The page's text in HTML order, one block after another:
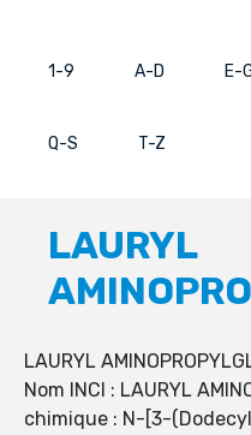
1-9 A-D E-
Q-S T-Z
LAURYL
LAURYL
Nom INCI : LAURYL
chimique : N-[3-